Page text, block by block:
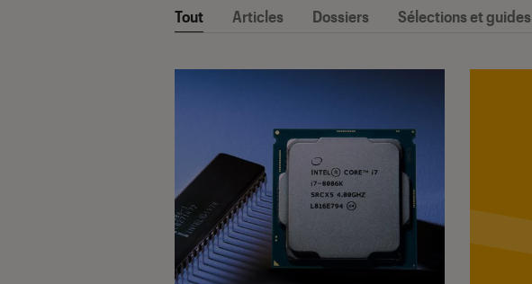
Tout Articles Dossiers Sélections et guides